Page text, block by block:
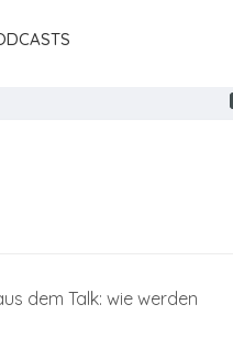
dem Talk: wie werden